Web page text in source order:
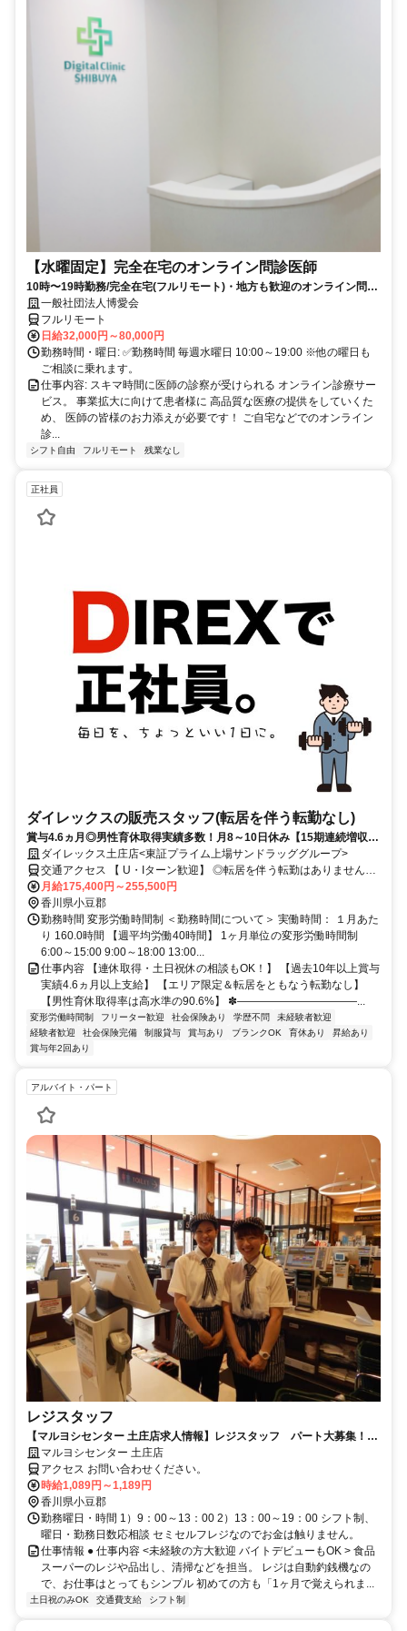
【水曜固定】完全在宅のオンライン問診医師
10時〜19時勤務/完全在宅(フルリモート)・地方も歓迎のオンライン問診
業務一般社団法人博愛会
フルリモート
日給32,000円～80,000円
勤務時間・曜日: ✅勤務時間 毎週水曜日 10:00～19:00 ※他の曜日も
ご相談に乗れます。
仕事内容: スキマ時間に医師の診察が受けられる オンライン診療サー
ビス。 事業拡大に向けて患者様に 高品質な医療の提供をしていくた
め、 医師の皆様のお力添えが必要です！ ご自宅などでのオンライン
診...
シフト自由 フルリモート 残業なし
正社員
ダイレックスの販売スタッフ(転居を伴う転勤なし)
賞与4.6ヵ月◎男性育休取得実績多数！月8～10日休み【15期連続増収・
増益】★だれでもできる仕事は、あなたにしかできない仕事でもある。
ダイレックス土庄店<東証プライム上場サンドラッググループ>
交通アクセス 【 U・Iターン歓迎】 ◎転居を伴う転勤はありません。
◎マイカー通勤OK
月給175,400円～255,500円
香川県小豆郡
勤務時間 変形労働時間制 ＜勤務時間について＞ 実働時間： １月あた
り 160.0時間 【週平均労働40時間】 1ヶ月単位の変形労働時間制
6:00～15:00 9:00～18:00 13:00...
仕事内容 【連休取得・土日祝休の相談もOK！】 【過去10年以上賞与
実績4.6ヵ月以上支給】 【エリア限定＆転居をともなう転勤なし】
【男性育休取得率は高水準の90.6%】 ✽―――――――――――...
変形労働時間制 フリーター歓迎 社会保険あり 学歴不問
未経験者歓迎
経験者歓迎
社会保険完備 制服貸与 賞与あり ブランクOK 育休あり
昇給あり
賞与年2回あり
アルバイト・パート
レジスタッフ
【マルヨシセンター 土庄店求人情報】レジスタッフ パート大募集！主
婦、主夫大歓迎！
マルヨシセンター 土庄店
アクセス お問い合わせください。
時給1,089円～1,189円
香川県小豆郡
勤務曜日・時間 1）9：00～13：00 2）13：00～19：00 シフト制、
曜日・勤務日数応相談 セミセルフレジなのでお金は触りません。
仕事情報 ● 仕事内容 <未経験の方大歓迎 バイトデビューもOK > 食品
スーパーのレジや品出し、清掃などを担当。 レジは自動釣銭機なの
で、お仕事はとってもシンプル 初めての方も「1ヶ月で覚えられま...
土日祝のみOK 交通費支給 シフト制